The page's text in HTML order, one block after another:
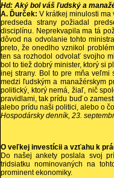
Hd: Aký bol váš ľudský a
A. Ďurček: V krátkej minulosti
predseda strany požiadal
disciplínu. Neprekvapila ma tá
dôvod na odvolanie tohto
preto, že onedlho vznikol
ten sa rozhodol odvolať svojho
bol to tiež dobrý minister, ktorý si
inej strany. Bol to pre mňa veľmi
medzi ľudským a manažérskym
politický, ktorý nemá, žiaľ, nič
pravidlami, tak prídu buď o
alebo prídu naši politici, alebo o
Hospodársky denník, 23.
O veľkej investícii a vzťahu k
Do našej ankety poslala svoj
tridsiatku nominovaných na
prominent ekonomiky.